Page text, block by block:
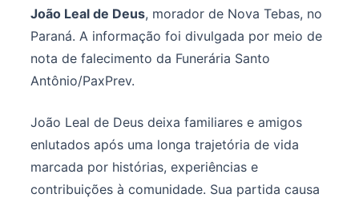
João Leal de Deus, morador de Nova Tebas, no
Paraná. A informação foi divulgada por meio de
nota de falecimento da Funerária Santo
Antônio/PaxPrev.
João Leal de Deus deixa familiares e amigos
enlutados após uma longa trajetória de vida
marcada por histórias, experiências e
contribuições à comunidade. Sua partida causa